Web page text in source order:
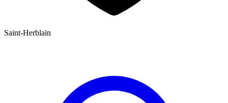
Saint-Herblain